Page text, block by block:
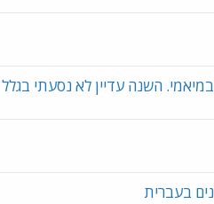
השנה עדיין לא נסעתי
בעברית